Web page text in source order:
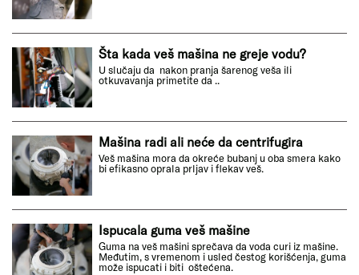
Šta kada veš mašina ne greje vodu?
U slučaju da nakon pranja šarenog veša ili
otkuvavanja primetite da ..
Mašina radi ali neće da centrifugira
Veš mašina mora da okreće bubanj u oba smera kako
bi efikasno oprala prljav i flekav veš.
Ispucala guma veš mašine
Guma na veš mašini sprečava da voda curi iz mašine.
Međutim, s vremenom i usled čestog korišćenja, guma
može ispucati i biti oštećena.